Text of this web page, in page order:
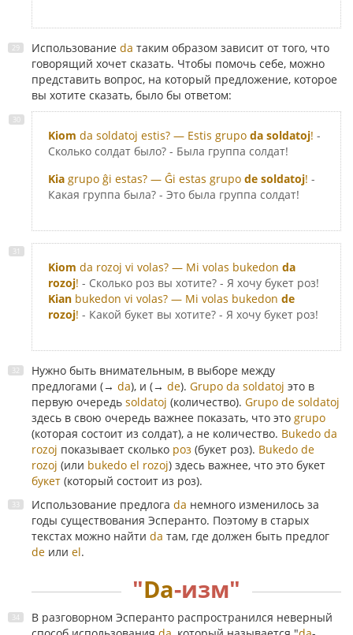
Использование da таким образом зависит от того, что
говорящий хочет сказать. Чтобы помочь себе, можно
представить вопрос, на который предложение, которое
вы хотите сказать, было бы ответом:
Kiom da soldatoj estis? — Estis grupo da soldatoj! -
Сколько солдат было? - Была группа солдат!
Kia grupo ĝi estas? — Ĝi estas grupo de soldatoj! -
Какая группа была? - Это была группа солдат!
Kiom da rozoj vi volas? — Mi volas bukedon da
rozoj! - Сколько роз вы хотите? - Я хочу букет роз!
Kian bukedon vi volas? — Mi volas bukedon de
rozoj! - Какой букет вы хотите? - Я хочу букет роз!
Нужно быть внимательным, в выборе между
предлогами (→ da), и (→ de). Grupo da soldatoj это в
первую очередь soldatoj (количество). Grupo de soldatoj
здесь в свою очередь важнее показать, что это grupo
(которая состоит из солдат), а не количество. Bukedo da
rozoj показывает сколько роз (букет роз). Bukedo de
rozoj (или bukedo el rozoj) здесь важнее, что это букет
букет (который состоит из роз).
Использование предлога da немного изменилось за
годы существования Эсперанто. Поэтому в старых
текстах можно найти da там, где должен быть предлог
de или el.
"Da-изм"
В разговорном Эсперанто распространился неверный